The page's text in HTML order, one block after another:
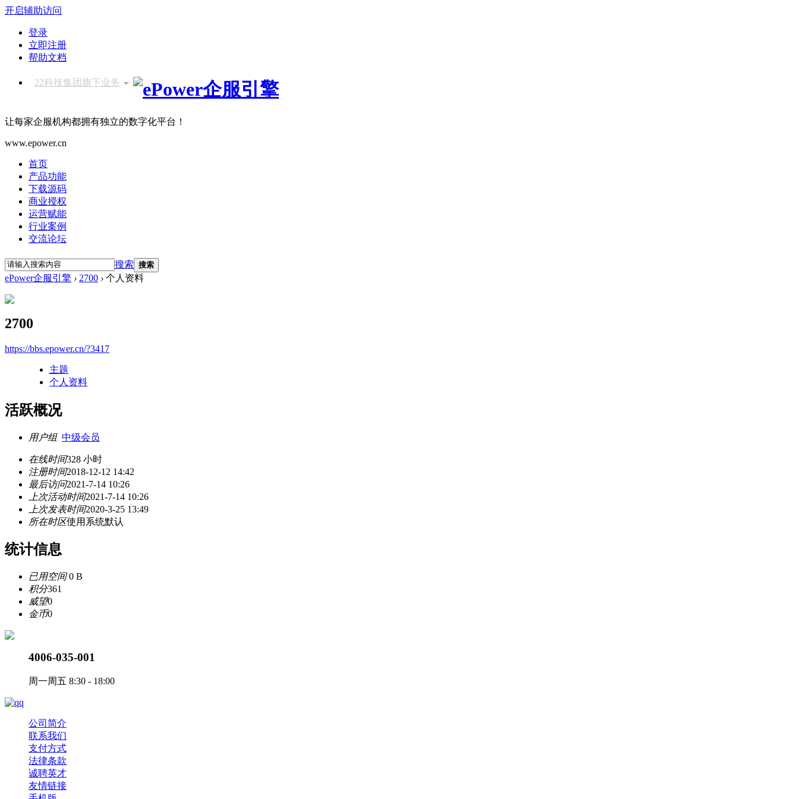
开启辅助访问
登录
立即注册
帮助文档
22科技集团旗下业务
让每家企服机构都拥有独立的数字化平台！
www.epower.cn
首页
产品功能
下载源码
商业授权
运营赋能
行业案例
交流论坛
搜索 搜索
ePower企服引擎 › 2700 › 个人资料
2700
https://bbs.epower.cn/?3417
主题
个人资料
活跃概况
用户组 中级会员
在线时间328 小时
注册时间2018-12-12 14:42
最后访问2021-7-14 10:26
上次活动时间2021-7-14 10:26
上次发表时间2020-3-25 13:49
所在时区使用系统默认
统计信息
已用空间0 B
积分361
威望0
金币0
4006-035-001
周一周五 8:30 - 18:00
公司简介
联系我们
支付方式
法律条款
诚聘英才
友情链接